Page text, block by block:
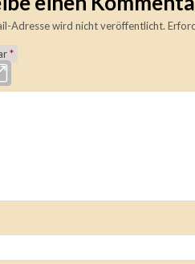
Adresse wird nicht veröffentlicht.
*